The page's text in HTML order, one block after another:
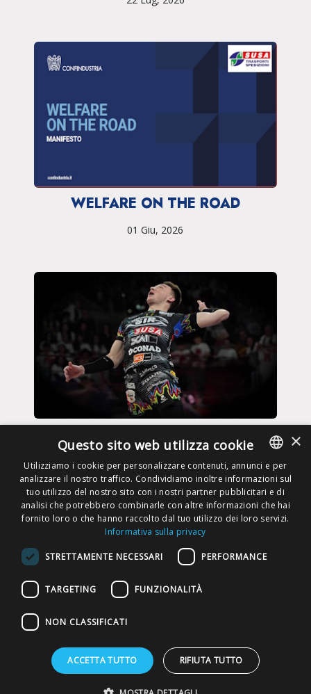
WELFARE ON THE ROAD
01 Giu, 2026
26 Mag, 2026
RICHIEDI UN PREVENTIVO
DIVENTA TRASPORTATORE
Copyright © Susa S.p.A. P.iva
00148710544
ITALIAN
ENGLISH
×
Questo sito web utilizza cookie
Utilizziamo i cookie per personalizzare contenuti, annunci e per
analizzare il nostro traffico. Condividiamo inoltre informazioni sul
tuo utilizzo del nostro sito con i nostri partner pubblicitari e di
analisi che potrebbero combinarle con altre informazioni che hai
fornito loro o che hanno raccolto dal tuo utilizzo dei loro servizi.
Informativa sulla privacy
STRETTAMENTE NECESSARI PERFORMANCE
TARGETING FUNZIONALITÀ
NON CLASSIFICATI
ACCETTA TUTTO RIFIUTA TUTTO